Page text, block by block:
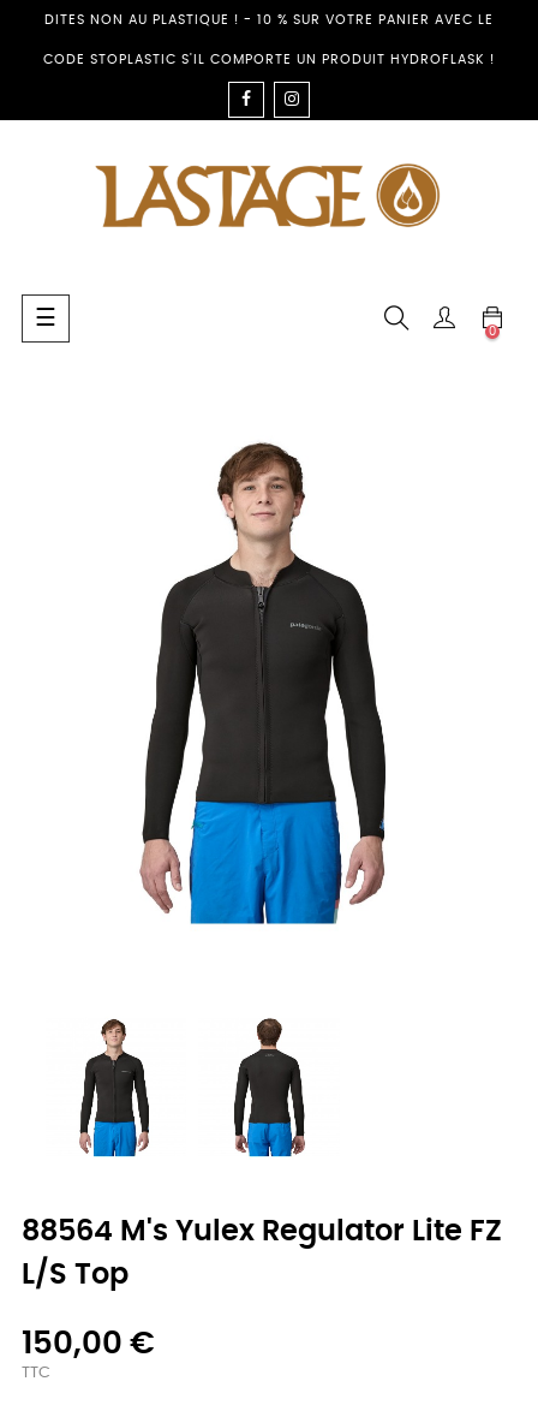
DITES NON AU PLASTIQUE ! - 10 % SUR VOTRE PANIER AVEC LE
CODE STOPLASTIC S'IL COMPORTE UN PRODUIT HYDROFLASK !
FACEBOOK
Basculer
la
☰
0
88564 M's Yulex Regulator Lite FZ
L/S Top
150,00 €
TTC